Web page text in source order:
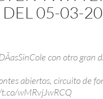
DEL 05-03-
con otro gran
abiertos, circuito de
t.co/wMRvjJwRCQ